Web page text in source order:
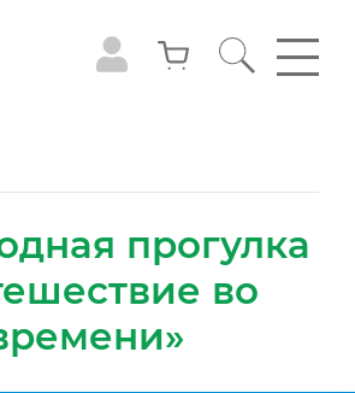
прогулка
во